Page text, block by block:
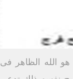
هو الله الظاهر فى